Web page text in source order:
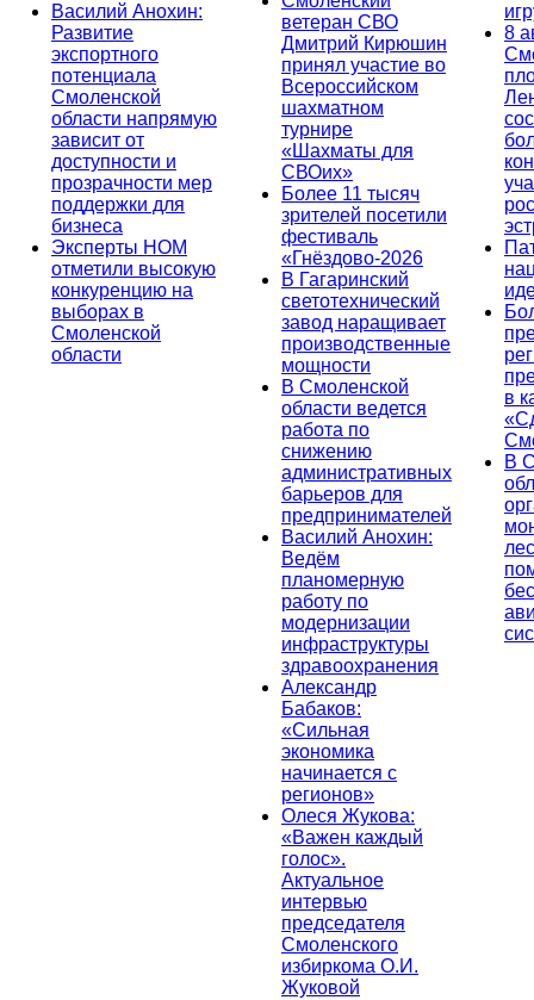
Василий Анохин:
Развитие
экспортного
потенциала
Смоленской
области напрямую
зависит от
доступности и
прозрачности мер
поддержки для
бизнеса
Эксперты НОМ
отметили высокую
конкуренцию на
выборах в
Смоленской
области
ветеран СВО
Дмитрий Кирюшин
принял участие во
Всероссийском
шахматном
турнире
«Шахматы для
СВОих»
Более 11 тысяч
зрителей посетили
фестиваль
«Гнёздово-2026
В Гагаринский
светотехнический
завод наращивает
производственные
мощности
В Смоленской
области ведется
работа по
снижению
административных
барьеров для
предпринимателей
Василий Анохин:
Ведём
планомерную
работу по
модернизации
инфраструктуры
здравоохранения
Александр
Бабаков:
«Сильная
экономика
начинается с
регионов»
Олеся Жукова:
«Важен каждый
голос».
Актуальное
интервью
председателя
Смоленского
избиркома О.И.
Жуковой
8
в
В